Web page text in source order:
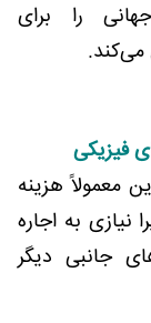
را برای
معمولاً هزینه
نیازی به اجاره
جانبی دیگر